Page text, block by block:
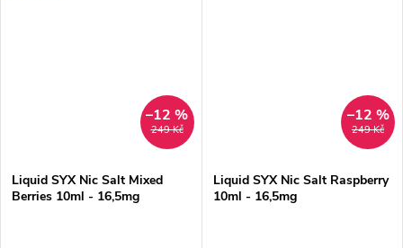
249 Kč
–12 %
Liquid SYX Nic Salt Mixed
Berries 10ml - 16,5mg
249 Kč
–12 %
Liquid SYX Nic Salt Raspberry
10ml - 16,5mg